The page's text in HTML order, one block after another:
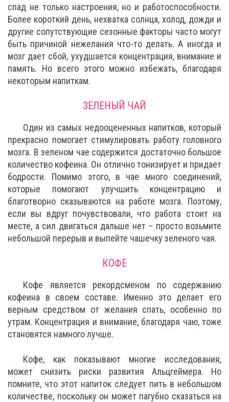
спад не только настроения, но и работоспособности.
Более короткий день, нехватка солнца, холод, дожди и
другие сопутствующие сезонные факторы часто могут
быть причиной нежелания что-то делать. А иногда и
мозг дает сбой, ухудшается концентрация, внимание и
память. Но всего этого можно избежать, благодаря
некоторым напиткам.
ЗЕЛЕНЫЙ ЧАЙ
Один из самых недооцененных напитков, который
прекрасно помогает стимулировать работу головного
мозга. В зеленом чае содержится достаточно большое
количество кофеина. Он отлично тонизирует и придает
бодрости. Помимо этого, в чае много соединений,
которые помогают улучшить концентрацию и
благотворно сказываются на работе мозга. Поэтому,
если вы вдруг почувствовали, что работа стоит на
месте, а сил двигаться дальше нет – просто возьмите
небольшой перерыв и выпейте чашечку зеленого чая.
КОФЕ
Кофе является рекордсменом по содержанию
кофеина в своем составе. Именно это делает его
верным средством от желания спать, особенно по
утрам. Концентрация и внимание, благодаря чаю, тоже
становятся намного лучше.
Кофе, как показывают многие исследования,
может снизить риски развития Альцгеймера. Но
помните, что этот напиток следует пить в небольшом
количестве, поскольку он может пагубно сказаться на